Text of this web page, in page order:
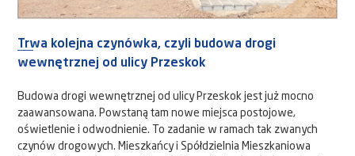
Trwa kolejna czynówka, czyli budowa drogi
wewnętrznej od ulicy Przeskok
Budowa drogi wewnętrznej od ulicy Przeskok jest już mocno
zaawansowana. Powstaną tam nowe miejsca postojowe,
oświetlenie i odwodnienie. To zadanie w ramach tak zwanych
czynów drogowych. Mieszkańcy i Spółdzielnia Mieszkaniowa